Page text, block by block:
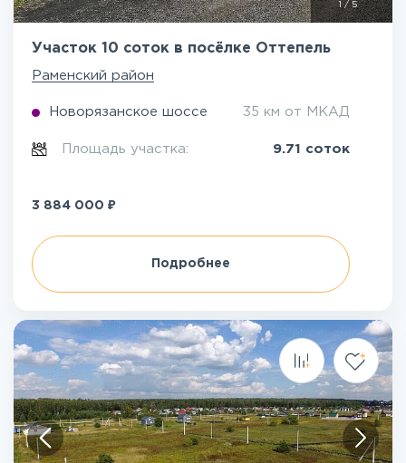
/5
Участок 10 соток в посёлке Оттепель
Раменский район
Новорязанское шоссе 35 км от МКАД
Площадь участка: 9.71 соток
3 884 000 ₽
Подробнее